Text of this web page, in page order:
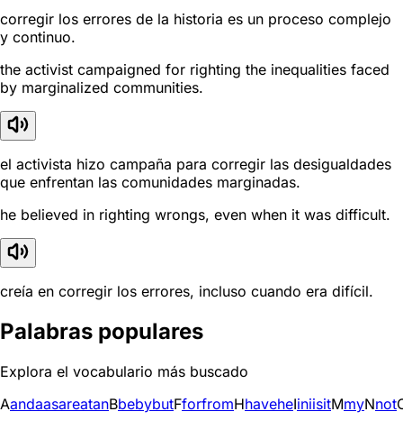
corregir los errores de la historia es un proceso complejo
y continuo.
the activist campaigned for righting the inequalities faced
by marginalized communities.
el activista hizo campaña para corregir las desigualdades
que enfrentan las comunidades marginadas.
he believed in righting wrongs, even when it was difficult.
creía en corregir los errores, incluso cuando era difícil.
Palabras populares
Explora el vocabulario más buscado
AandaasareatanBbebybutFforfromHhaveheIiniisitMmyNnot